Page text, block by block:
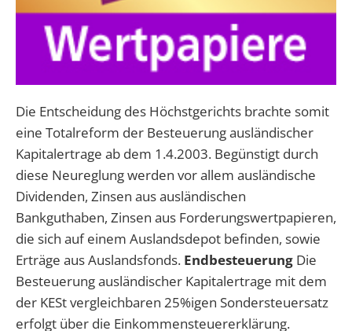
Die Entscheidung des Höchstgerichts brachte somit
eine Totalreform der Besteuerung ausländischer
Kapitalertrage ab dem 1.4.2003. Begünstigt durch
diese Neureglung werden vor allem ausländische
Dividenden, Zinsen aus ausländischen
Bankguthaben, Zinsen aus Forderungswertpapieren,
die sich auf einem Auslandsdepot befinden, sowie
Erträge aus Auslandsfonds. Endbesteuerung Die
Besteuerung ausländischer Kapitalertrage mit dem
der KESt vergleichbaren 25%igen Sondersteuersatz
erfolgt über die Einkommensteuererklärung.